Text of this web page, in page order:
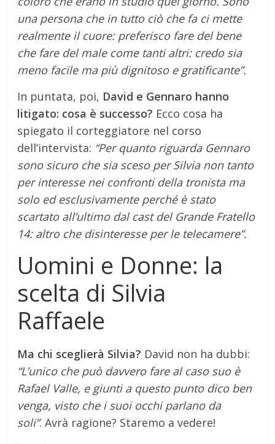
una persona che in tutto ciò che fa ci mette
realmente il cuore: preferisco fare del bene
che fare del male come tanti altri: credo sia
meno facile ma più dignitoso e gratificante”.
In puntata, poi, David e Gennaro hanno
litigato: cosa è successo? Ecco cosa ha
spiegato il corteggiatore nel corso
dell’intervista: “Per quanto riguarda Gennaro
sono sicuro che sia sceso per Silvia non tanto
per interesse nei confronti della tronista ma
solo ed esclusivamente perché è stato
scartato all’ultimo dal cast del Grande Fratello
14: altro che disinteresse per le telecamere”.
Uomini e Donne: la
scelta di Silvia
Raffaele
Ma chi sceglierà Silvia? David non ha dubbi:
“L’unico che può davvero fare al caso suo è
Rafael Valle, e giunti a questo punto dico ben
venga, visto che i suoi occhi parlano da
soli”. Avrà ragione? Staremo a vedere!